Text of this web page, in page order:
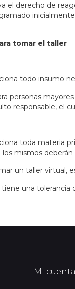
el derecho de
tomar el taller
todo insumo
personas
responsable, el
toda materia
los mismos
un taller virtual,
una
Mi cuenta